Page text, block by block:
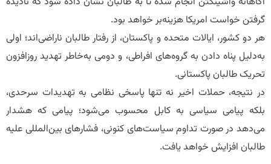
گرفتن خواست امریکا هزینه‌بر خواهد بود.
هر دو کشور، ایالات متحده و پاکستان، از رفتار طالبان ناراضی‌اند؛ اولی
به‌دلیل پناه دادن به گروه‌های افراطی، و دومی به‌خاطر تهدید روزافزون
تحریک طالبان پاکستانی.
در نتیجه، حملات اخیر نه تنها پاسخی نظامی به تهدیدات سرحدی،
بلکه پیامی سیاسی به کابل محسوب می‌شود؛ پیامی که هشدار
می‌دهد در صورت تداوم سیاست‌های کنونی، فشارهای بین‌المللی علیه
طالبان افزایش خواهد یافت.